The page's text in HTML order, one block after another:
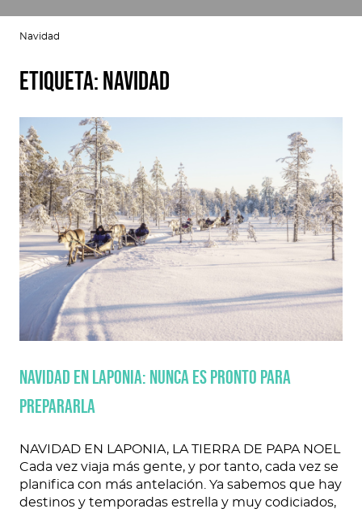
Navidad
Etiqueta:Navidad
Navidad en Laponia: nunca es pronto para
prepararla
NAVIDAD EN LAPONIA, LA TIERRA DE PAPA NOEL
Cada vez viaja más gente, y por tanto, cada vez se
planifica con más antelación. Ya sabemos que hay
destinos y temporadas estrella y muy codiciados,